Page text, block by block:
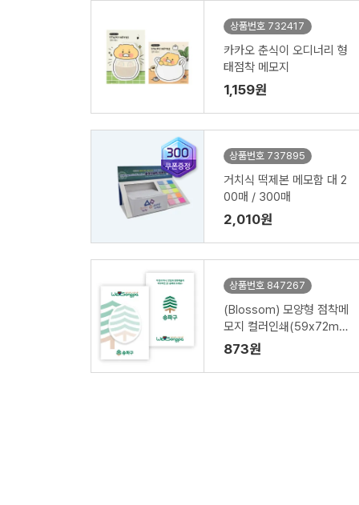
상품번호 732417
카카오 춘식이 오디너리 형
태점착 메모지
1,159원
상품번호 737895
거치식 떡제본 메모함 대 2
00매 / 300매
2,010원
상품번호 847267
(Blossom) 모양형 점착메
모지 컬러인쇄(59x72m
m) - 1P
873원